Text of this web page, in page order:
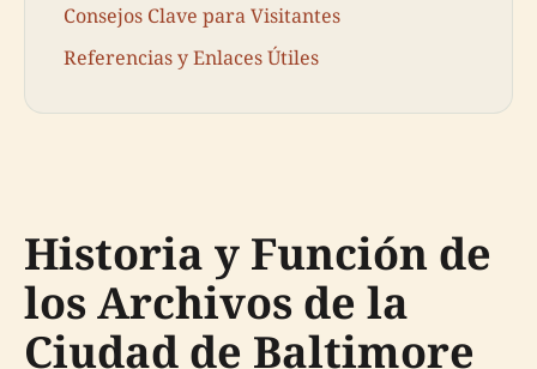
Consejos Clave para Visitantes
Referencias y Enlaces Útiles
Historia y Función de
los Archivos de la
Ciudad de Baltimore